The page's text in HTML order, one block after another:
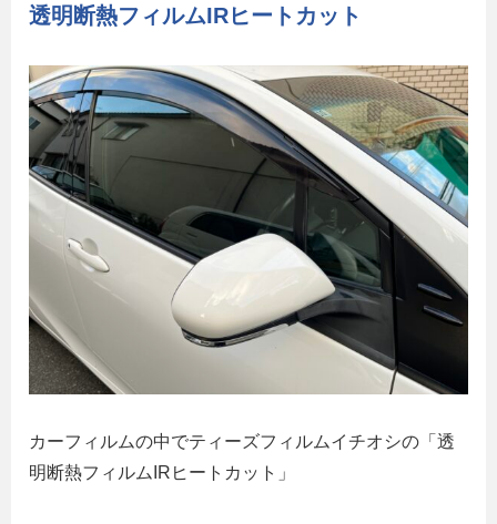
透明断熱フィルムIRヒートカット
カーフィルムの中でティーズフィルムイチオシの「透
明断熱フィルムIRヒートカット」